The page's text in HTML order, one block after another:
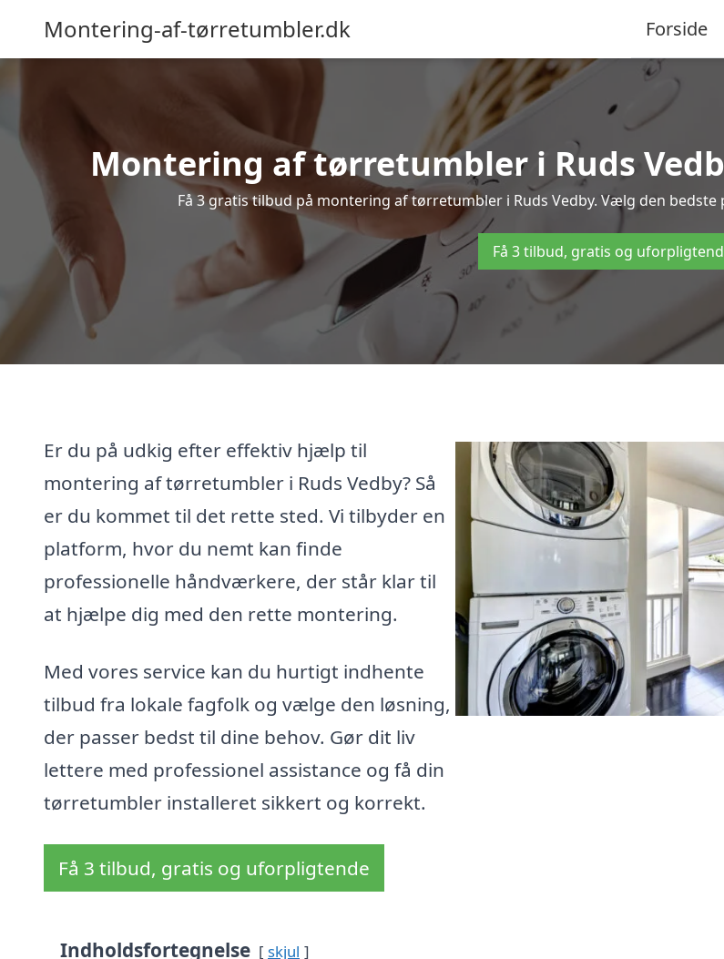
Montering-af-tørretumbler.dk Forside
Montering af tørretumbler i Ruds
Få 3 gratis tilbud på montering af tørretumbler i Ruds Vedby. Vælg den
Få 3 tilbud, gratis og
Er du på udkig efter effektiv hjælp til
montering af tørretumbler i Ruds Vedby? Så
er du kommet til det rette sted. Vi tilbyder en
platform, hvor du nemt kan finde
professionelle håndværkere, der står klar til
at hjælpe dig med den rette montering.
Med vores service kan du hurtigt indhente
tilbud fra lokale fagfolk og vælge den løsning,
der passer bedst til dine behov. Gør dit liv
lettere med professionel assistance og få din
tørretumbler installeret sikkert og korrekt.
Få 3 tilbud, gratis og uforpligtende
Indholdsfortegnelse skjul